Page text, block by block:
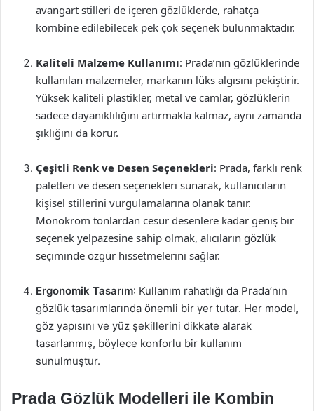
avangart stilleri de içeren gözlüklerde, rahatça
kombine edilebilecek pek çok seçenek bulunmaktadır.
Kaliteli Malzeme Kullanımı: Prada’nın gözlüklerinde
kullanılan malzemeler, markanın lüks algısını pekiştirir.
Yüksek kaliteli plastikler, metal ve camlar, gözlüklerin
sadece dayanıklılığını artırmakla kalmaz, aynı zamanda
şıklığını da korur.
Çeşitli Renk ve Desen Seçenekleri: Prada, farklı renk
paletleri ve desen seçenekleri sunarak, kullanıcıların
kişisel stillerini vurgulamalarına olanak tanır.
Monokrom tonlardan cesur desenlere kadar geniş bir
seçenek yelpazesine sahip olmak, alıcıların gözlük
seçiminde özgür hissetmelerini sağlar.
Ergonomik Tasarım: Kullanım rahatlığı da Prada’nın
gözlük tasarımlarında önemli bir yer tutar. Her model,
göz yapısını ve yüz şekillerini dikkate alarak
tasarlanmış, böylece konforlu bir kullanım
sunulmuştur.
Prada Gözlük Modelleri ile Kombin